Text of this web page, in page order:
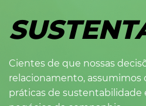
Cientes de que nossas
relacionamento, assumimos
práticas de sustentabilidade